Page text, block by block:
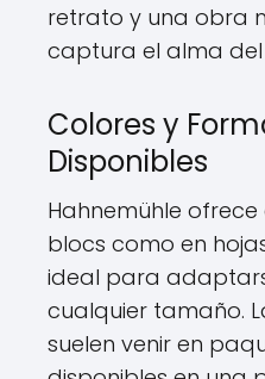
retrato y una obra
captura el alma del
Colores y
Disponibles
Hahnemühle
blocs como en
ideal para
cualquier tamaño.
suelen venir en